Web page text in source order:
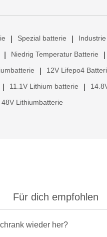
Spezial batterie
Niedrig Temperatur Batterie
12V Lifepo4
11.1V Lithium batterie
48V Lithiumbatterie
Für dich empfohlen
wieder her?